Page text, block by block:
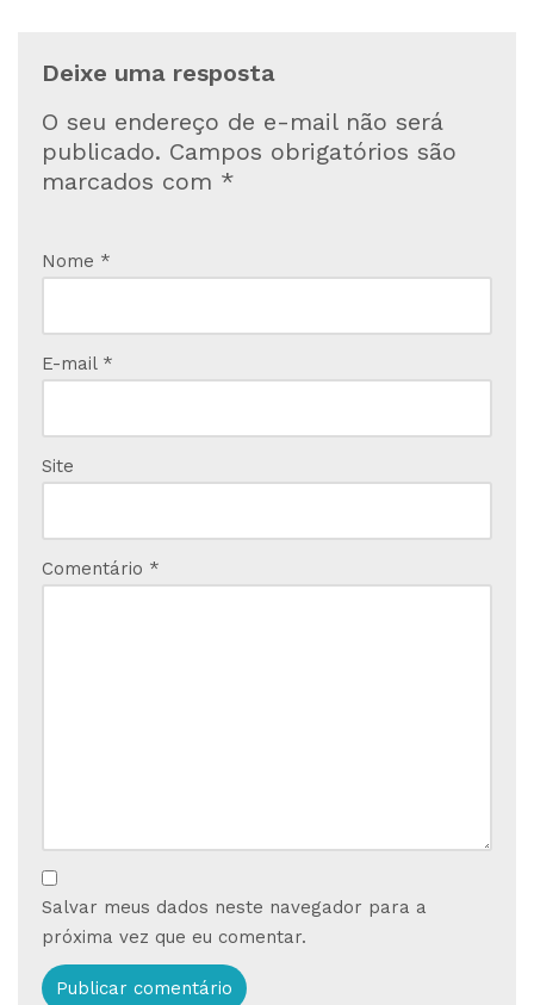
Deixe uma resposta
O seu endereço de e-mail não será
publicado. Campos obrigatórios são
marcados com *
Nome *
E-mail *
Site
Comentário *
Salvar meus dados neste navegador para a
próxima vez que eu comentar.